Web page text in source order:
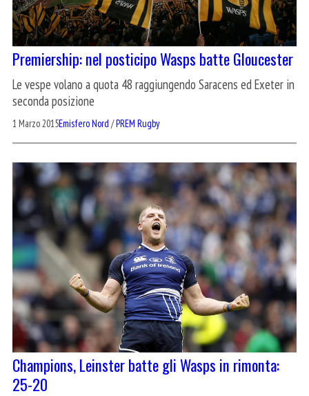
Premiership: nel posticipo Wasps batte Gloucester
Le vespe volano a quota 48 raggiungendo Saracens ed Exeter in
seconda posizione
1 Marzo 2015Emisfero Nord /PREM Rugby
Champions, Leinster batte gli Wasps in rimonta:
25-20